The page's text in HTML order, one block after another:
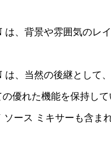
、背景や雰囲気のレイ
、当然の後継として
優れた機能を保持し
ース ミキサーも含ま